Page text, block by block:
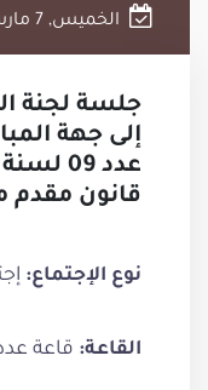
الخميس, 7 مارس 2024
جلسة لجنة
إلى جهة
قانون مقدم
نوع الإجتماع:
القاعة: قاعة عدد